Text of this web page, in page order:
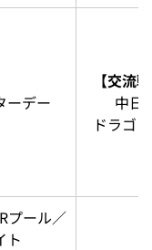
ーデー
【交流
中日
ドラゴ
プール／
ト